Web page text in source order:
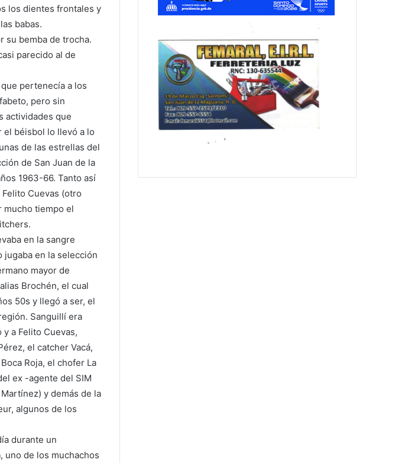
los dientes frontales y
babas.
su bemba de trocha.
parecido al de
pertenecía a los
pero sin
actividades que
el béisbol lo llevó a lo
de las estrellas del
de San Juan de la
1963-66. Tanto así
Cuevas (otro
mucho tiempo el
en la sangre
jugaba en la selección
mayor de
Brochén, el cual
50s y llegó a ser, el
Sanguillí era
a Felito Cuevas,
el catcher Vacá,
Roja, el chofer La
ex -agente del SIM
y demás de la
algunos de los
durante un
uno de los muchachos